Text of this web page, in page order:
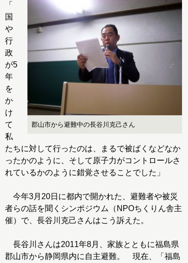
郡山市から避難中の長谷川克己さん
「
国
や
行
政
が5
年
を
か
け
て
私
たちに対して行ったのは、まるで被ばくなどなか
ったかのように、そして原子力がコントロールさ
れているかのように錯覚させることでした」
今年3月20日に都内で開かれた、避難者や被災
者らの話を聞くシンポジウム（NPOちくりん舎主
催）で、長谷川克己さんはこう訴えた。
長谷川さんは2011年8月、家族とともに福島県
郡山市から静岡県内に自主避難。 現在、「福島